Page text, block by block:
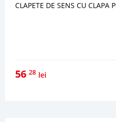
CLAPETE DE SENS CU CLAPA
56 28 lei